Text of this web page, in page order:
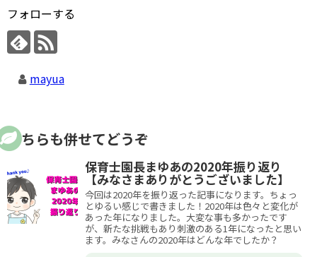
フォローする
mayua
こちらも併せてどうぞ
保育士園長まゆあの2020年振り返り
【みなさまありがとうございました】
今回は2020年を振り返った記事になります。ちょっ
とゆるい感じで書きました！2020年は色々と変化が
あった年になりました。大変な事も多かったです
が、新たな挑戦もあり刺激のある1年になったと思い
ます。みなさんの2020年はどんな年でしたか？